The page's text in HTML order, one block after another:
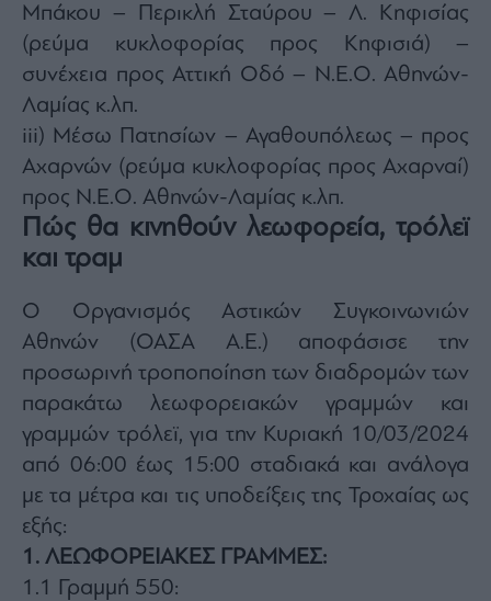
Μπάκου – Περικλή Σταύρου – Λ. Κηφισίας
(ρεύμα κυκλοφορίας προς Κηφισιά) –
συνέχεια προς Αττική Οδό – Ν.Ε.Ο. Αθηνών-
Λαμίας κ.λπ.
iii) Μέσω Πατησίων – Αγαθουπόλεως – προς
Αχαρνών (ρεύμα κυκλοφορίας προς Αχαρναί)
προς Ν.Ε.Ο. Αθηνών-Λαμίας κ.λπ.
Πώς θα κινηθούν λεωφορεία, τρόλεϊ
και τραμ
Ο Οργανισμός Αστικών Συγκοινωνιών
Αθηνών (ΟΑΣΑ Α.Ε.) αποφάσισε την
προσωρινή τροποποίηση των διαδρομών των
παρακάτω λεωφορειακών γραμμών και
γραμμών τρόλεϊ, για την Κυριακή 10/03/2024
από 06:00 έως 15:00 σταδιακά και ανάλογα
με τα μέτρα και τις υποδείξεις της Τροχαίας ως
εξής:
1. ΛΕΩΦΟΡΕΙΑΚΕΣ ΓΡΑΜΜΕΣ:
1.1 Γραμμή 550: